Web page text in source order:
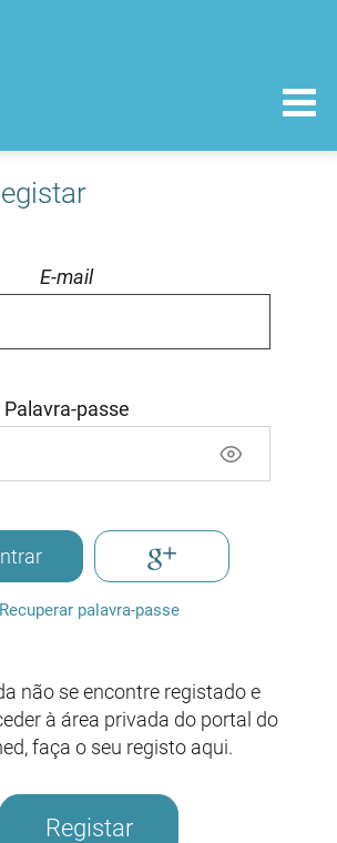
E-mail
Palavra-passe
Recuperar palavra-passe
não se encontre registado e
à área privada do portal do
faça o seu registo aqui.
Registar